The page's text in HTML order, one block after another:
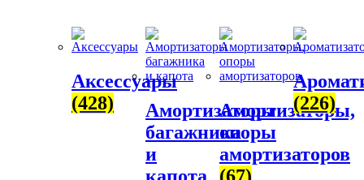
Аксессуары
(428)
Амортизаторы
багажника
и
Амортизаторы,
опоры
амортизаторов
(226)